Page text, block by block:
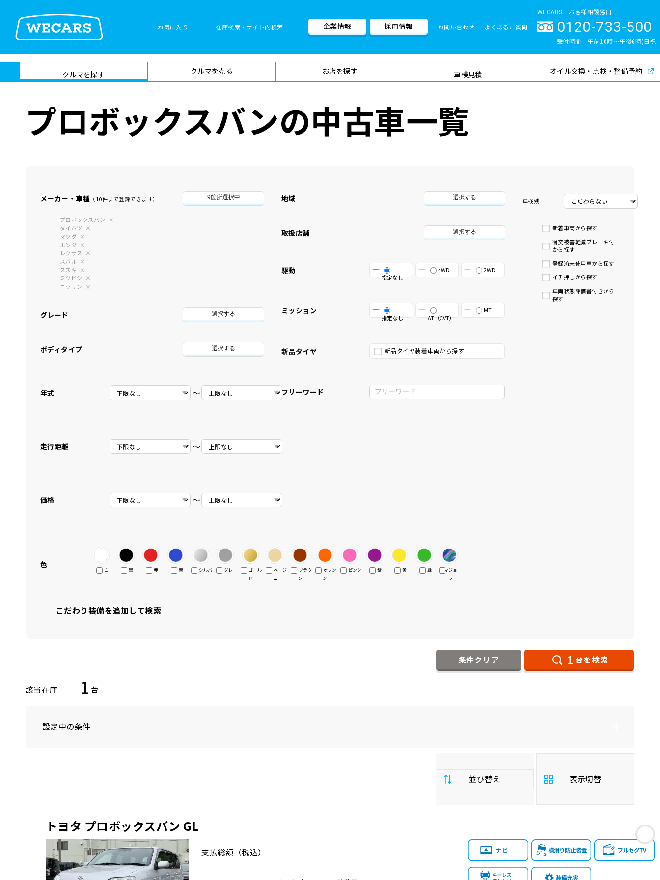
お気に入り 在庫検索・サイト内検索
在庫検索
サイト内検
索
検索
企業情報 採用情報 お問い合わせ よくあるご質問
WECARS お客様相談窓口
0120-733-500
受付時間 午前10時〜午後6時(日祝
クルマを探す クルマを売る お店を探す 車検見積
車検料金・メニュー 品質管理とサポート体制
オイル交換・点検・整備予約
プロボックスバンの中古車一覧
メーカー・車種 （10件まで登録できます） 9箇所選択中
プロボックスバン
ダイハツ
マツダ
ホンダ
レクサス
スバル
スズキ
ミツビシ
ニッサン
グレード 選択する
ボディタイプ 選択する
年式 〜
走行距離 〜
価格 〜
地域 選択する
取扱店舗 選択する
駆動
指定なし
4WD 2WD
ミッション
指定なし AT（CVT）
MT
新品タイヤ 新品タイヤ装着車両から探す
フリーワード
車検残
新着車両から探す
衝突被害軽減ブレーキ付
から探す
登録済未使用車から探す
イチ押しから探す
車両状態評価書付きから
探す
色
白 黒 赤 青
シルバ
ー
グレー
ゴール
ド
ベージ
ュ
ブラウ
ン
オレン
ジ
ピンク 紫 黄 緑
マジョー
ラ
こだわり装備を追加して検索
条件クリア 1 台を検索
該当在庫 1 台
設定中の条件
並び替え
払
総
額
安い順 高い順
年
表示切替
お
トヨタ プロボックスバン GL
支払総額 （税込）